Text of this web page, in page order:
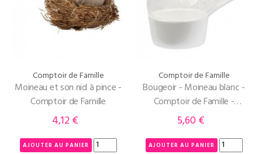
Comptoir de Famille
Moineau et son nid à pince -
Comptoir de Famille
Prix
4,12 €
AJOUTER AU PANIER
Comptoir de Famille
Bougeoir - Moineau blanc -
Comptoir de Famille -
Philomène
Prix
5,60 €
AJOUTER AU PANIER